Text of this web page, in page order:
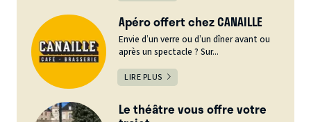
Apéro offert chez CANAILLE
Envie d’un verre ou d’un dîner avant ou
après un spectacle ? Sur...
LIRE PLUS
Le théâtre vous offre votre